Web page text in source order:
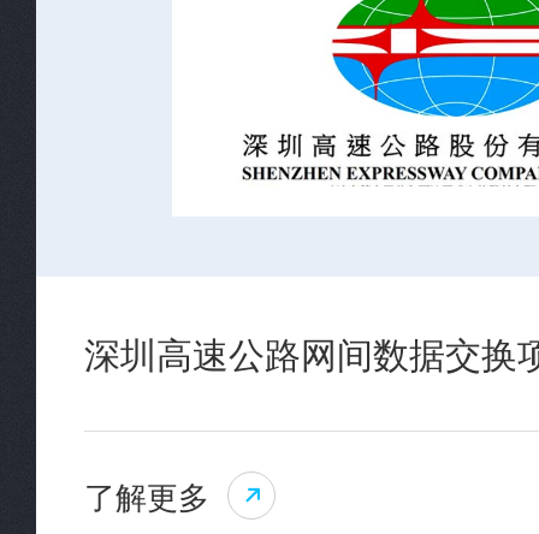
深圳高速公路网间数据交换
了解更多 